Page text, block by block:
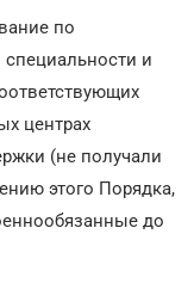
по
и
центрах
(не получали
этого Порядка,
до